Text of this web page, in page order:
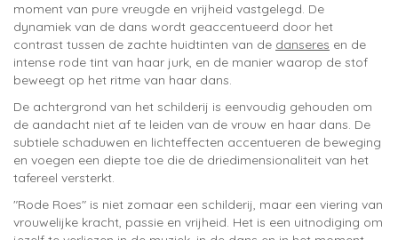
moment van pure vreugde en vrijheid vastgelegd. De
dynamiek van de dans wordt geaccentueerd door het
contrast tussen de zachte huidtinten van de danseres en de
intense rode tint van haar jurk, en de manier waarop de stof
beweegt op het ritme van haar dans.
De achtergrond van het schilderij is eenvoudig gehouden om
de aandacht niet af te leiden van de vrouw en haar dans. De
subtiele schaduwen en lichteffecten accentueren de beweging
en voegen een diepte toe die de driedimensionaliteit van het
tafereel versterkt.
"Rode Roes" is niet zomaar een schilderij, maar een viering van
vrouwelijke kracht, passie en vrijheid. Het is een uitnodiging om